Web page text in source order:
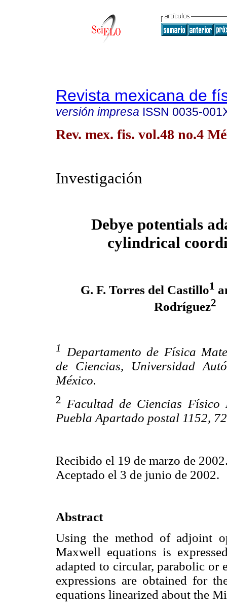
Revista mexicana de
versión impresa ISSN 0035-
Rev. mex. fis. vol.48 no.4
Investigación
Debye potentials
cylindrical
G. F. Torres del Castillo1
Rodríguez2
1
Departamento de Física
de Ciencias, Universidad
México.
2
Facultad de Ciencias Físico
Puebla Apartado postal 1152,
Recibido el 19 de marzo de
Aceptado el 3 de junio de 2002.
Abstract
Using the method of adjoint
Maxwell equations is
adapted to circular, parabolic
expressions are obtained for
equations linearized about the